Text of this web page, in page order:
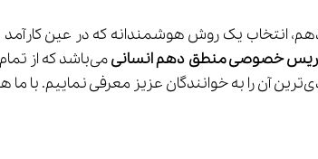
خصوصی منطق دهم انسانی